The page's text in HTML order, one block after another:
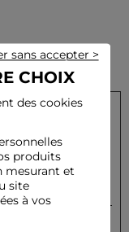
nos offres
CHOIX
des cookies
produits
mesurant et
site
à vos
sans accepter >